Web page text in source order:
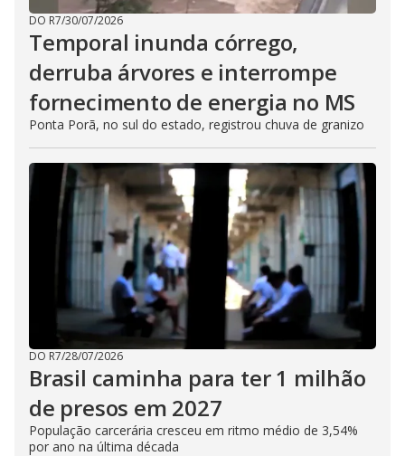
DO R7/30/07/2026
Temporal inunda córrego,
derruba árvores e interrompe
fornecimento de energia no MS
Ponta Porã, no sul do estado, registrou chuva de granizo
DO R7/28/07/2026
Brasil caminha para ter 1 milhão
de presos em 2027
População carcerária cresceu em ritmo médio de 3,54%
por ano na última década